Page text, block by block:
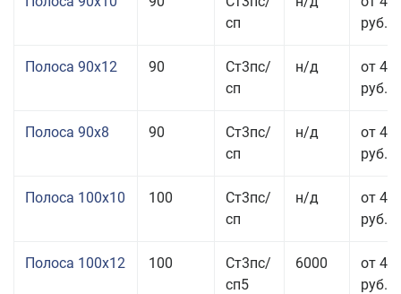
сп
руб.
Полоса 90x12 90
Ст3пс/
сп
н/д
от 42
руб.
Полоса 90x8 90
Ст3пс/
сп
н/д
от 42
руб.
Полоса 100x10 100
Ст3пс/
сп
н/д
от 41
руб.
Полоса 100x12 100
Ст3пс/
сп5
6000
от 45
руб.